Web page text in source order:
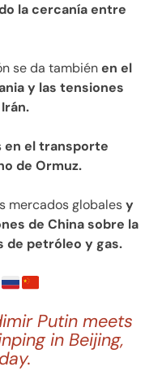
la cercanía entre
se da tambiénen el
y las tensiones
en el transporte
de Ormuz.
mercados globalesy
de China sobre la
de petróleo y gas.
Putin meets
in Beijing,